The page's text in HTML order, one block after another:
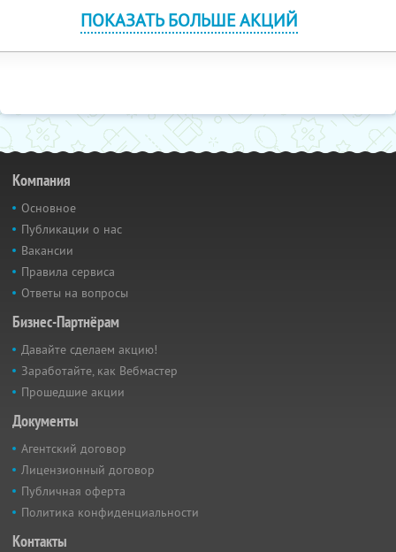
ПОКАЗАТЬ БОЛЬШЕ АКЦИЙ
Компания
Основное
Публикации о нас
Вакансии
Правила сервиса
Ответы на вопросы
Бизнес-Партнёрам
Давайте сделаем акцию!
Заработайте, как Вебмастер
Прошедшие акции
Документы
Агентский договор
Лицензионный договор
Публичная оферта
Политика конфиденциальности
Контакты